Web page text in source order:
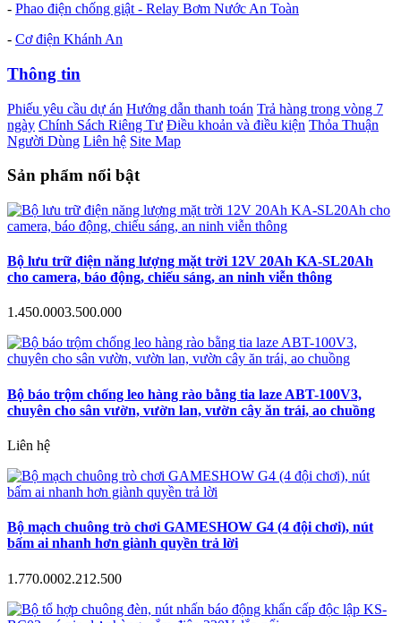
- Phao điện chống giật - Relay Bơm Nước An Toàn
- Cơ điện Khánh An
Thông tin
Phiếu yêu cầu dự án Hướng dẫn thanh toán Trả hàng trong vòng 7
ngày Chính Sách Riêng Tư Điều khoản và điều kiện Thỏa Thuận
Người Dùng Liên hệ Site Map
Sản phẩm nổi bật
Bộ lưu trữ điện năng lượng mặt trời 12V 20Ah KA-SL20Ah
cho camera, báo động, chiếu sáng, an ninh viễn thông
1.450.0003.500.000
Bộ báo trộm chống leo hàng rào bằng tia laze ABT-100V3,
chuyên cho sân vườn, vườn lan, vườn cây ăn trái, ao chuồng
Liên hệ
Bộ mạch chuông trò chơi GAMESHOW G4 (4 đội chơi), nút
bấm ai nhanh hơn giành quyền trả lời
1.770.0002.212.500